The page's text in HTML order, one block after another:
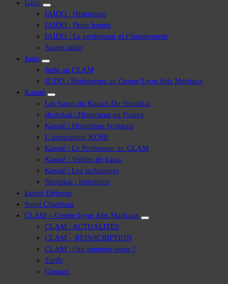
Iaïdo
IAIDO : Historique
IAIDO : Petits bonus
IAIDO : Le professeur et l’équipement
Stages iaido
Judo
Judo au CLAM
JUDO : Professeurs au Centre Lyon Arts Martiaux
Karaté
Les bases du Karaté-Do Shotokai
shotokaï : Historique en France
Karaté : Historique lyonnais
L’association KDSE
Karaté : Le Professeur au CLAM
Karaté : Vidéos de katas
Karaté : Les techniques
Shotokaï : historique
karaté Défense
Sport Chanbara
CLAM – Centre Lyon Arts Martiaux
CLAM : ACTUALITES
CLAM – REINSCRIPTION
CLAM : Qui sommes-nous ?
Tarifs
Contact